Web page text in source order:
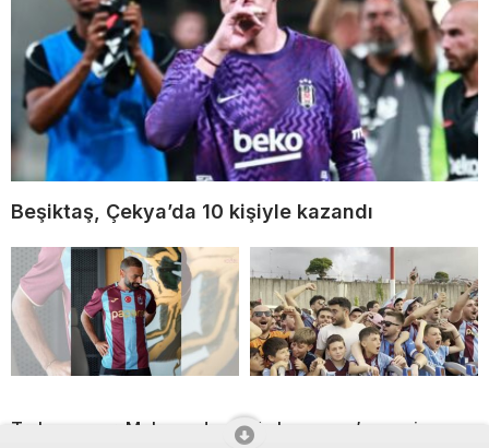
Beşiktaş, Çekya’da 10 kişiyle kazandı
Trabzonspor, Mohamed
Trabzonspor’un yeni